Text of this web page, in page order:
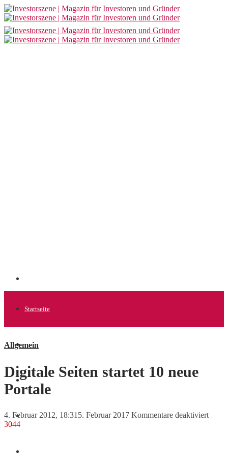
Startseite
Allgemein
Startups
News
Allgemein
Digitale Seiten startet 10 neue
Portale
4. Februar 2012, 18:31 5. Februar 2017 Kommentare deaktiviertfür
3044